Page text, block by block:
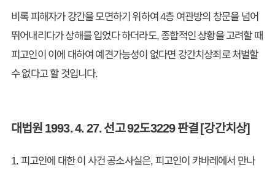
비록 피해자가 강간을 모면하기 위하여 4층 여관방의 창문을 넘어
뛰어내리다가 상해를 입었다 하더라도, 종합적인 상황을 고려할 때
피고인이 이에 대하여 예견가능성이 없다면 강간치상죄로 처벌할
수 없다고 할 것입니다.
대법원 1993. 4. 27. 선고 92도3229 판결 [강간치상]
1. 피고인에 대한 이 사건 공소사실은, 피고인이 캬바레에서 만나